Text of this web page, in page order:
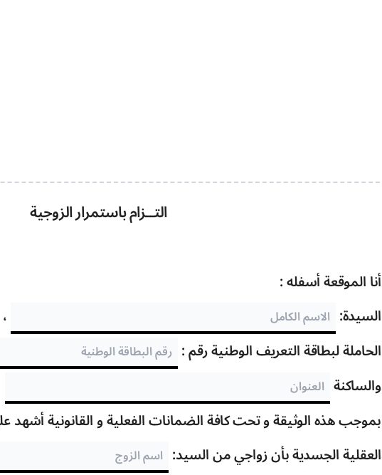
التــزام باستمرار الزوجية
أنا الموقعة أسفله :
السيدة:
،
الحاملة لبطاقة التعريف الوطنية رقم :
والساكنة
بموجب هذه الوثيقة و تحت كافة الضمانات الفعلية و القانونية أشهد
العقلية الجسدية بأن زواجي من السيد: